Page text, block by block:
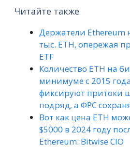
Читайте также
Держатели Ethereum
тыс. ETH, опережая
ETF
Количество ETH на
минимуме с 2015
фиксируют притоки
подряд, а ФРС
Вот как цена ETH
$5000 в 2024 году
Ethereum: Bitwise CIO